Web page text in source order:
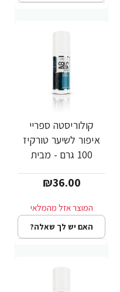
קולוריסטה ספריי
איפור לשיער טורקיז
100 גרם - מבית
₪36.00
האם יש לך שאלה?